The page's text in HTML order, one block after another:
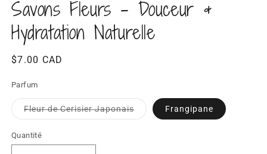
1
dans
fenêtre
modale
Savons Fleurs – Douceur &
Hydratation Naturelle
Prix
$7.00 CAD
Parfum
Fleur de Cerisier JaponaisVariante
épuisée
Frangipane
Quantité
Quantité